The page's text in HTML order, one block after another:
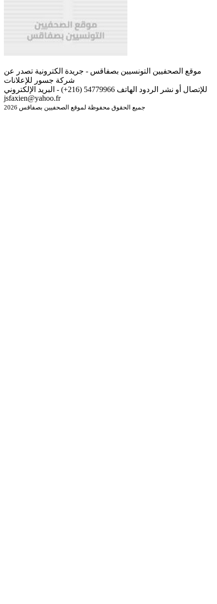
موقع الصحفيين التونسيين بصفاقس - جريدة الكترونية تصدر عن
شركة جسور للإعلانات
للإتصال أو نشر الردود الهاتف 54779966 (216+) - البريد الإلكتروني
jsfaxien@yahoo.fr
جميع الحقوق محفوظة لموقع الصحفيين بصفاقس 2026